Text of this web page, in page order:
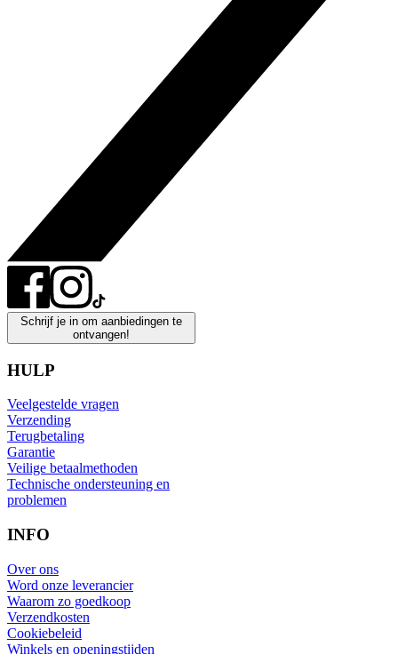
Schrijf je in om aanbiedingen te
ontvangen!
HULP
Veelgestelde vragen
Verzending
Terugbetaling
Garantie
Veilige betaalmethoden
Technische ondersteuning en
problemen
INFO
Over ons
Word onze leverancier
Waarom zo goedkoop
Verzendkosten
Cookiebeleid
Winkels en openingstijden